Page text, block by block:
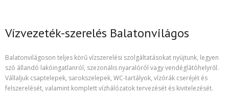
Vízvezeték-szerelés Balatonvilágos
Balatonvilágoson teljes körű vízszerelési szolgáltatásokat nyújtunk, legyen
szó állandó lakóingatlanról, szezonális nyaralóról vagy vendéglátóhelyről.
Vállaljuk csaptelepek, sarokszelepek, WC-tartályok, vízórák cseréjét és
felszerelését, valamint komplett vízhálózatok tervezését és kivitelezését.